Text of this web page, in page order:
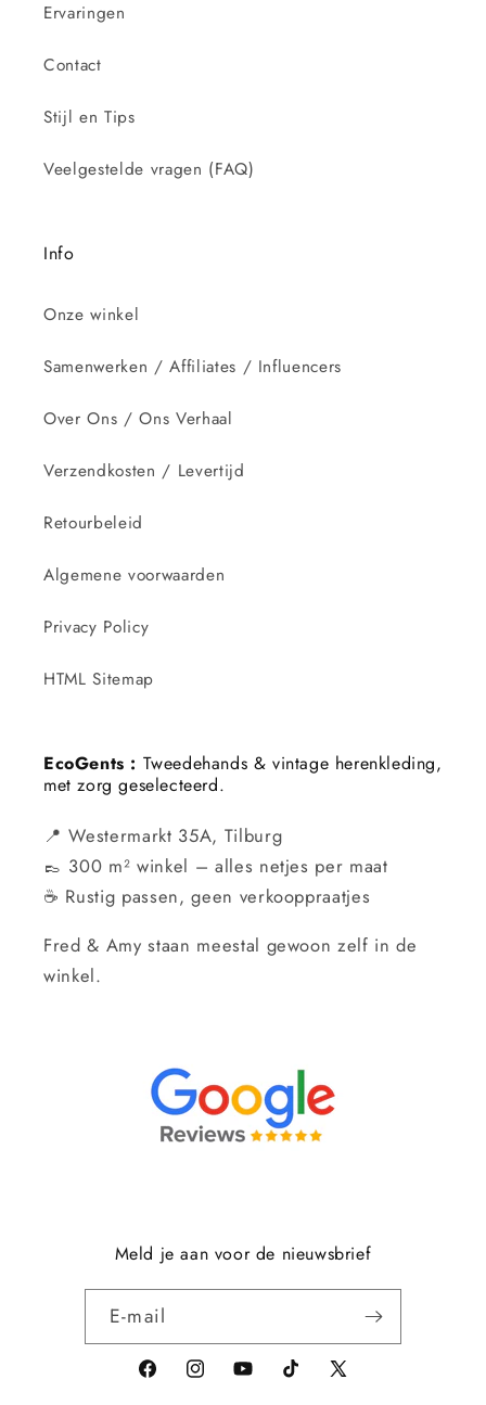
Ervaringen
Contact
Stijl en Tips
Veelgestelde vragen (FAQ)
Info
Onze winkel
Samenwerken / Affiliates / Influencers
Over Ons / Ons Verhaal
Verzendkosten / Levertijd
Retourbeleid
Algemene voorwaarden
Privacy Policy
HTML Sitemap
EcoGents : Tweedehands & vintage herenkleding,
met zorg geselecteerd.
📍 Westermarkt 35A, Tilburg
👞 300 m² winkel – alles netjes per maat
☕ Rustig passen, geen verkooppraatjes
Fred & Amy staan meestal gewoon zelf in de
winkel.
Meld je aan voor de nieuwsbrief
E‑mail
FacebookInstagramYouTubeTikTok
X